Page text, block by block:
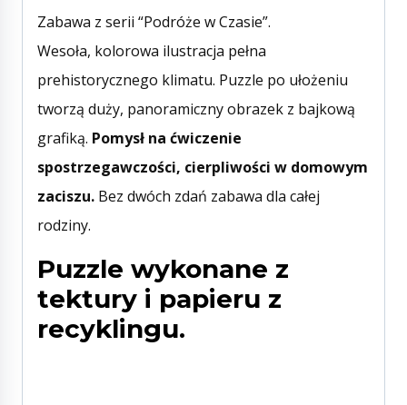
Zabawa z serii “Podróże w Czasie”.
Wesoła, kolorowa ilustracja pełna
prehistorycznego klimatu. Puzzle po ułożeniu
tworzą duży, panoramiczny obrazek z bajkową
grafiką. Pomysł na ćwiczenie
spostrzegawczości, cierpliwości w domowym
zaciszu. Bez dwóch zdań zabawa dla całej
rodziny.
Puzzle wykonane z
tektury i papieru z
recyklingu.